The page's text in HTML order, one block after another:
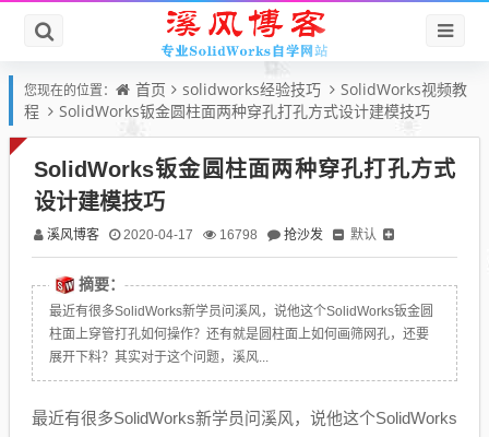
您现在的位置： 首页 solidworks经验技巧
SolidWorks视频教
程
SolidWorks钣金圆柱面两种穿孔打孔方式设计建模技巧
SolidWorks钣金圆柱面两种穿孔打孔方式
设计建模技巧
溪风博客 2020-04-17 16798 抢沙发 默认
摘要：
最近有很多SolidWorks新学员问溪风，说他这个SolidWorks钣金圆
柱面上穿管打孔如何操作？还有就是圆柱面上如何画筛网孔，还要
展开下料？其实对于这个问题，溪风...
最近有很多SolidWorks新学员问溪风，说他这个SolidWorks